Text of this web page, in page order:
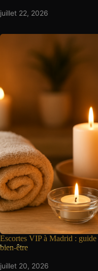
juillet 22, 2026
Escortes VIP à Madrid : guide
bien-être
juillet 20, 2026